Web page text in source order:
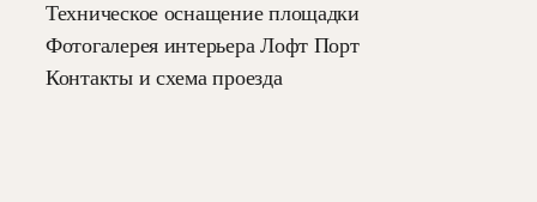
Техническое оснащение площадки
Фотогалерея интерьера Лофт Порт
Контакты и схема проезда